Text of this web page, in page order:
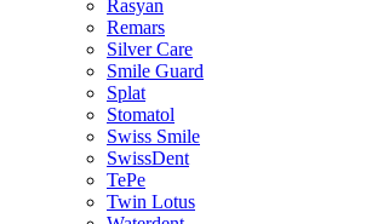
Rasyan
Remars
Silver Care
Smile Guard
Splat
Stomatol
Swiss Smile
SwissDent
TePe
Twin Lotus